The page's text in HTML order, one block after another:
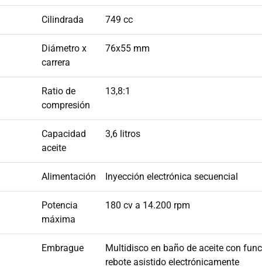
Cilindrada 749 cc
Diámetro x
carrera
76x55 mm
Ratio de
compresión
13,8:1
Capacidad
aceite
3,6 litros
Alimentación Inyección electrónica secuencial
Potencia
máxima
180 cv a 14.200 rpm
Embrague
Multidisco en baño de aceite con
rebote asistido electrónicamente